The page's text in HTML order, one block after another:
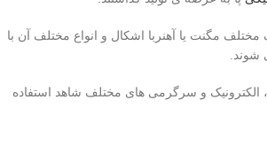
مگنت یا آهنربا اشکال و انواع مختلف آن با
شوند.
الکترونیک و سرگرمی های مختلف شاهد استفاده